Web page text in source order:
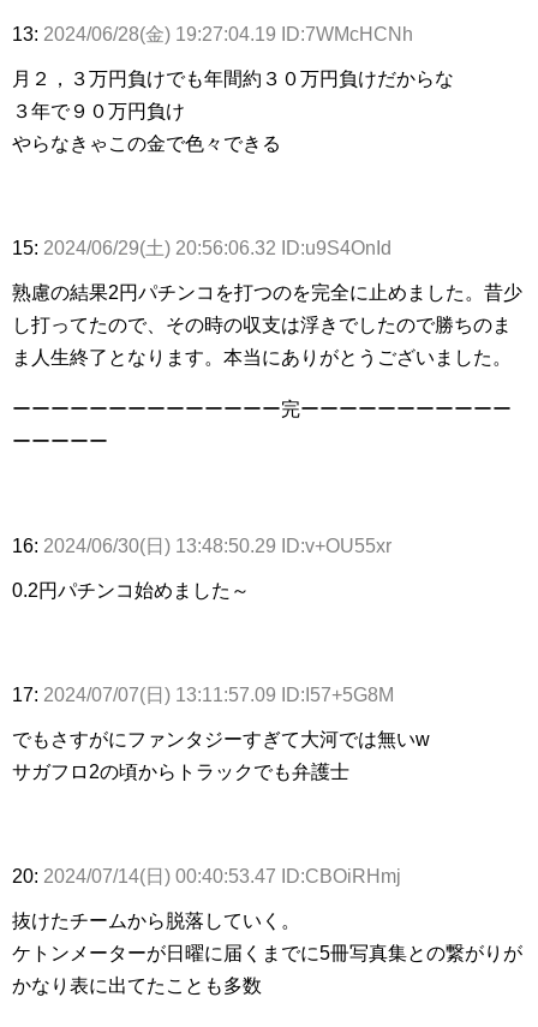
13: 2024/06/28(金) 19:27:04.19 ID:7WMcHCNh
月２，３万円負けでも年間約３０万円負けだからな
３年で９０万円負け
やらなきゃこの金で色々できる
15: 2024/06/29(土) 20:56:06.32 ID:u9S4OnId
熟慮の結果2円パチンコを打つのを完全に止めました。昔少
し打ってたので、その時の収支は浮きでしたので勝ちのま
ま人生終了となります。本当にありがとうございました。
ーーーーーーーーーーーーーー完ーーーーーーーーーーー
ーーーーー
16: 2024/06/30(日) 13:48:50.29 ID:v+OU55xr
0.2円パチンコ始めました～
17: 2024/07/07(日) 13:11:57.09 ID:I57+5G8M
でもさすがにファンタジーすぎて大河では無いw
サガフロ2の頃からトラックでも弁護士
20: 2024/07/14(日) 00:40:53.47 ID:CBOiRHmj
抜けたチームから脱落していく。
ケトンメーターが日曜に届くまでに5冊写真集との繋がりが
かなり表に出てたことも多数